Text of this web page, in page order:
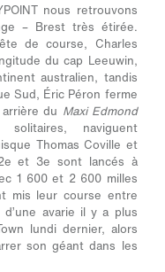
nous retrouvons
– Brest très étirée.
de course, Charles
du cap Leeuwin,
australien, tandis
Sud, Éric Péron ferme
du Maxi Edmond
naviguent
Thomas Coville et
e et 3e sont lancés à
1 600 et 2 600 milles
mis leur course entre
avarie il y a plus
lundi dernier, alors
son géant dans les